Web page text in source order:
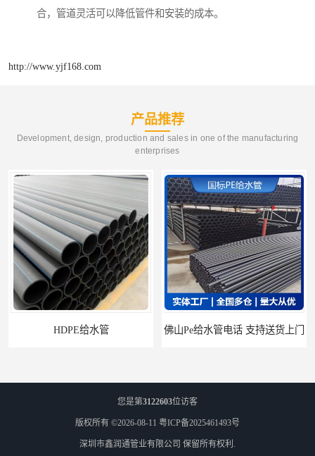
合，管道灵活可以降低管件和安装的成本。
http://www.yjf168.com
产品推荐
Development, design, production and sales in one of the manufacturing
enterprises
佛山Pe给水管电话 支持送货上门 HDPE电力管 HDPE顶管电缆管保护套管
您是第3122603位访客
版权所有 ©2026-08-11 粤ICP备2025461493号
深圳市鑫润通管业有限公司 保留所有权利.